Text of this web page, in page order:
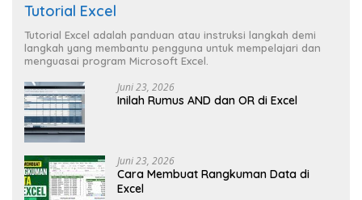
Tutorial Excel
Tutorial Excel adalah panduan atau instruksi langkah demi
langkah yang membantu pengguna untuk mempelajari dan
menguasai program Microsoft Excel.
Juni 23, 2026
Inilah Rumus AND dan OR di Excel
Juni 23, 2026
Cara Membuat Rangkuman Data di
Excel